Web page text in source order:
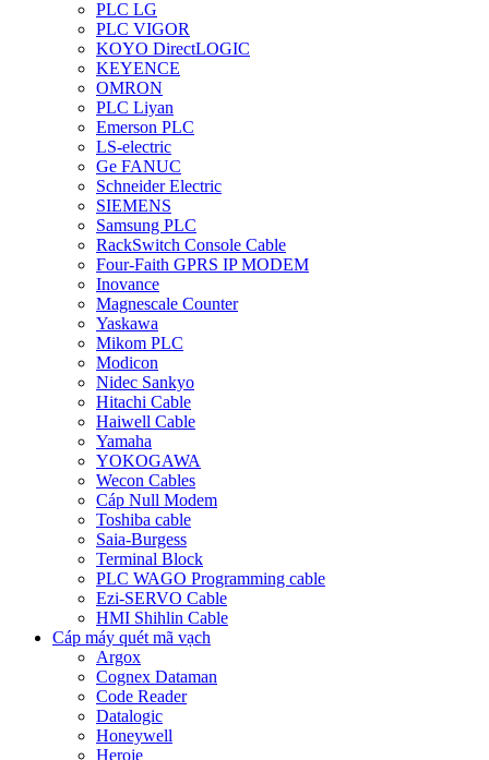
PLC LG
PLC VIGOR
KOYO DirectLOGIC
KEYENCE
OMRON
PLC Liyan
Emerson PLC
LS-electric
Ge FANUC
Schneider Electric
SIEMENS
Samsung PLC
RackSwitch Console Cable
Four-Faith GPRS IP MODEM
Inovance
Magnescale Counter
Yaskawa
Mikom PLC
Modicon
Nidec Sankyo
Hitachi Cable
Haiwell Cable
Yamaha
YOKOGAWA
Wecon Cables
Cáp Null Modem
Toshiba cable
Saia-Burgess
Terminal Block
PLC WAGO Programming cable
Ezi-SERVO Cable
HMI Shihlin Cable
Cáp máy quét mã vạch
Argox
Cognex Dataman
Code Reader
Datalogic
Honeywell
Heroje